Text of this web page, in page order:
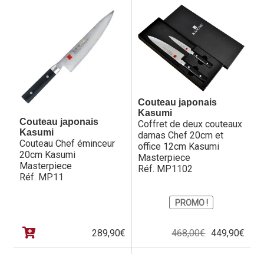
Couteau japonais
Kasumi
Couteau Chef éminceur
20cm Kasumi
Masterpiece
Réf. MP11
289,90€
Couteau japonais
Kasumi
Coffret de deux couteaux
damas Chef 20cm et
office 12cm Kasumi
Masterpiece
Réf. MP1102
PROMO !
468,00€
Le
449,90€Le